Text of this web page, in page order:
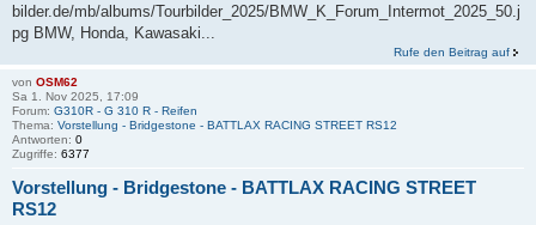
bilder.de/mb/albums/Tourbilder_2025/BMW_K_Forum_Intermot_2025_50.j
pg BMW, Honda, Kawasaki...
Rufe den Beitrag auf
von OSM62
Sa 1. Nov 2025, 17:09
Forum: G310R - G 310 R - Reifen
Thema: Vorstellung - Bridgestone - BATTLAX RACING STREET RS12
Antworten: 0
Zugriffe: 6377
Vorstellung - Bridgestone - BATTLAX RACING STREET
RS12